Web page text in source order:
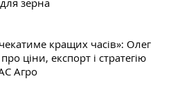
зерна
кращих часів»: Олег
ціни, експорт і стратегію
Агро